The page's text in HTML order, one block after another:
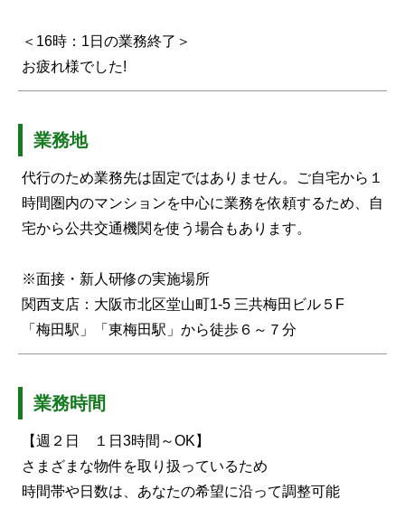
＜16時：1日の業務終了＞
お疲れ様でした!
業務地
代行のため業務先は固定ではありません。ご自宅から１
時間圏内のマンションを中心に業務を依頼するため、自
宅から公共交通機関を使う場合もあります。
※面接・新人研修の実施場所
関西支店：大阪市北区堂山町1-5 三共梅田ビル５F
「梅田駅」「東梅田駅」から徒歩６～７分
業務時間
【週２日 １日3時間～OK】
さまざまな物件を取り扱っているため
時間帯や日数は、あなたの希望に沿って調整可能